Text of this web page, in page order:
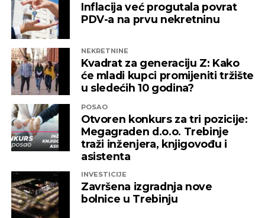
Inflacija već progutala povrat
PDV-a na prvu nekretninu
NEKRETNINE
Kvadrat za generaciju Z: Kako
će mladi kupci promijeniti tržište
u sledećih 10 godina?
POSAO
Otvoren konkurs za tri pozicije:
Megagraden d.o.o. Trebinje
traži inženjera, knjigovođu i
asistenta
INVESTICIJE
Završena izgradnja nove
bolnice u Trebinju